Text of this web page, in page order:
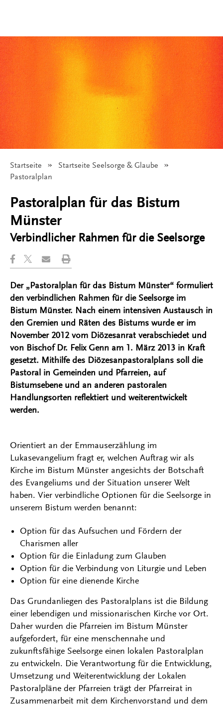
Startseite
Startseite Seelsorge & Glaube
Angezeigt:
Pastoralplan
Pastoralplan für das Bistum
Münster
Verbindlicher Rahmen für die Seelsorge
Der „Pastoralplan für das Bistum Münster“ formuliert
den verbindlichen Rahmen für die Seelsorge im
Bistum Münster. Nach einem intensiven Austausch in
den Gremien und Räten des Bistums wurde er im
November 2012 vom Diözesanrat verabschiedet und
von Bischof Dr. Felix Genn am 1. März 2013 in Kraft
gesetzt. Mithilfe des Diözesanpastoralplans soll die
Pastoral in Gemeinden und Pfarreien, auf
Bistumsebene und an anderen pastoralen
Handlungsorten reflektiert und weiterentwickelt
werden.
Orientiert an der Emmauserzählung im
Lukasevangelium fragt er, welchen Auftrag wir als
Kirche im Bistum Münster angesichts der Botschaft
des Evangeliums und der Situation unserer Welt
haben. Vier verbindliche Optionen für die Seelsorge in
unserem Bistum werden benannt:
Option für das Aufsuchen und Fördern der
Charismen aller
Option für die Einladung zum Glauben
Option für die Verbindung von Liturgie und Leben
Option für eine dienende Kirche
Das Grundanliegen des Pastoralplans ist die Bildung
einer lebendigen und missionarischen Kirche vor Ort.
Daher wurden die Pfarreien im Bistum Münster
aufgefordert, für eine menschennahe und
zukunftsfähige Seelsorge einen lokalen Pastoralplan
zu entwickeln. Die Verantwortung für die Entwicklung,
Umsetzung und Weiterentwicklung der Lokalen
Pastoralpläne der Pfarreien trägt der Pfarreirat in
Zusammenarbeit mit dem Kirchenvorstand und dem